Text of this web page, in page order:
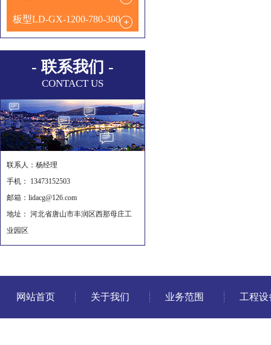
板型LD-GX-1200-780-300
- 联系我们 -
CONTACT US
联系人：杨经理
手机： 13473152503
邮箱：lidacg@126.com
地址： 河北省唐山市丰润区西那母庄工
业园区
网站首页 关于我们 业务范围 工程设